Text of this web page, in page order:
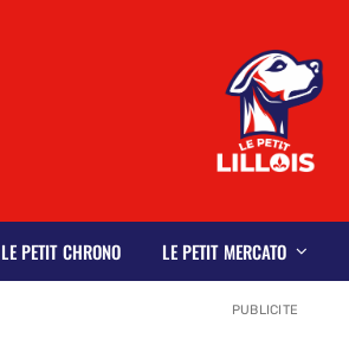
LE PETIT CHRONO LE PETIT MERCATO
PUBLICITE